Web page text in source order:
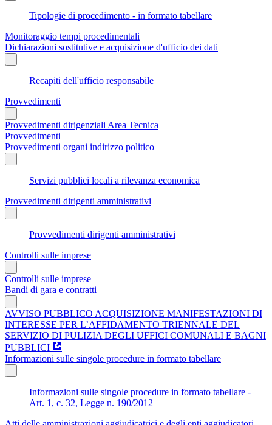
Tipologie di procedimento - in formato tabellare
Monitoraggio tempi procedimentali
Dichiarazioni sostitutive e acquisizione d'ufficio dei dati
Recapiti dell'ufficio responsabile
Provvedimenti
Provvedimenti dirigenziali Area Tecnica
Provvedimenti
Provvedimenti organi indirizzo politico
Servizi pubblici locali a rilevanza economica
Provvedimenti dirigenti amministrativi
Provvedimenti dirigenti amministrativi
Controlli sulle imprese
Controlli sulle imprese
Bandi di gara e contratti
AVVISO PUBBLICO ACQUISIZIONE MANIFESTAZIONI DI
INTERESSE PER L’AFFIDAMENTO TRIENNALE DEL
SERVIZIO DI PULIZIA DEGLI UFFICI COMUNALI E BAGNI
PUBBLICI
Informazioni sulle singole procedure in formato tabellare
Informazioni sulle singole procedure in formato tabellare -
Art. 1, c. 32, Legge n. 190/2012